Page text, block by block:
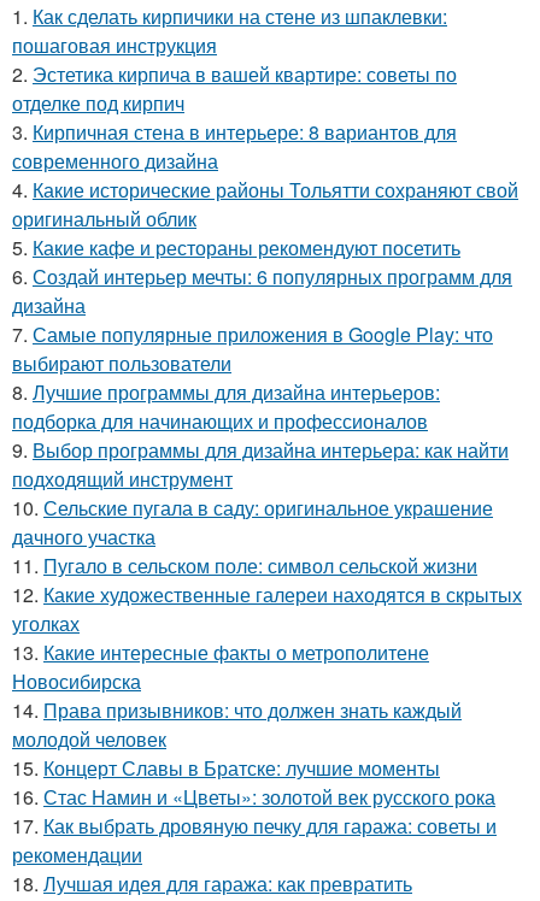
1. Как сделать кирпичики на стене из шпаклевки:
пошаговая инструкция
2. Эстетика кирпича в вашей квартире: советы по
отделке под кирпич
3. Кирпичная стена в интерьере: 8 вариантов для
современного дизайна
4. Какие исторические районы Тольятти сохраняют свой
оригинальный облик
5. Какие кафе и рестораны рекомендуют посетить
6. Создай интерьер мечты: 6 популярных программ для
дизайна
7. Самые популярные приложения в Google Play: что
выбирают пользователи
8. Лучшие программы для дизайна интерьеров:
подборка для начинающих и профессионалов
9. Выбор программы для дизайна интерьера: как найти
подходящий инструмент
10. Сельские пугала в саду: оригинальное украшение
дачного участка
11. Пугало в сельском поле: символ сельской жизни
12. Какие художественные галереи находятся в скрытых
уголках
13. Какие интересные факты о метрополитене
Новосибирска
14. Права призывников: что должен знать каждый
молодой человек
15. Концерт Славы в Братске: лучшие моменты
16. Стас Намин и «Цветы»: золотой век русского рока
17. Как выбрать дровяную печку для гаража: советы и
рекомендации
18. Лучшая идея для гаража: как превратить